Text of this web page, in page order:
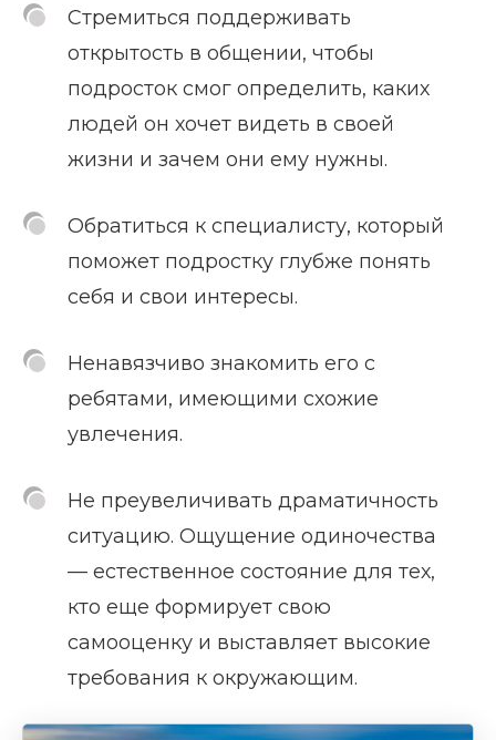
Стремиться поддерживать
открытость в общении, чтобы
подросток смог определить, каких
людей он хочет видеть в своей
жизни и зачем они ему нужны.
Обратиться к специалисту, который
поможет подростку глубже понять
себя и свои интересы.
Ненавязчиво знакомить его с
ребятами, имеющими схожие
увлечения.
Не преувеличивать драматичность
ситуацию. Ощущение одиночества
— естественное состояние для тех,
кто еще формирует свою
самооценку и выставляет высокие
требования к окружающим.